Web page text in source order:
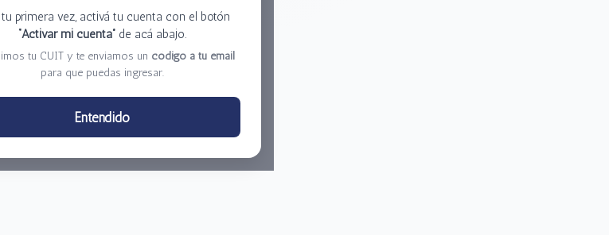
tu primera vez, activá tu cuenta con el botón
“Activar mi cuenta”de acá abajo.
tu CUIT y te enviamos un código a tu email
para que puedas ingresar.
Entendido
Ingresar
Olvidé mi clave
Centro de Distribución El Bacha S.A.